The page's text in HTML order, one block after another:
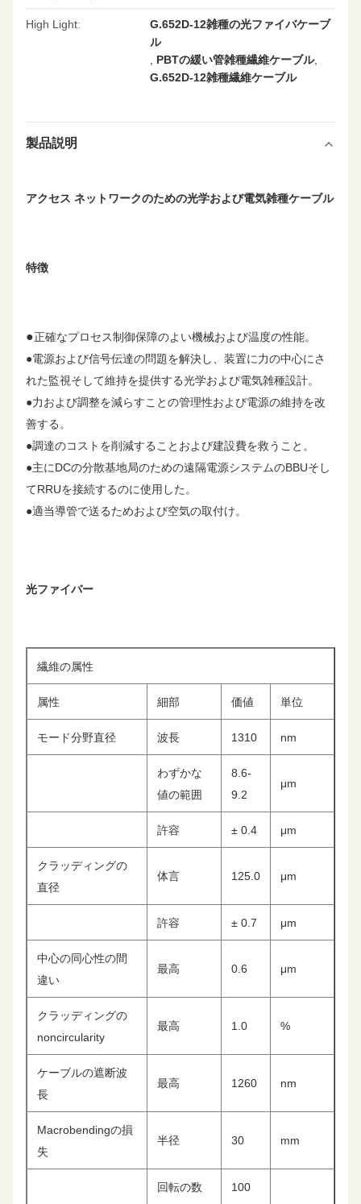
High Light:
G.652D-12雑種の光ファイバケーブ
ル
PBTの緩い管雑種繊維ケーブル,
G.652D-12雑種繊維ケーブル
製品説明
アクセス ネットワークのための光学および電気雑種ケーブル
特徴
●正確なプロセス制御保障のよい機械および温度の性能。
●電源および信号伝達の問題を解決し、装置に力の中心にさ
れた監視そして維持を提供する光学および電気雑種設計。
●力および調整を減らすことの管理性および電源の維持を改
善する。
●調達のコストを削減することおよび建設費を救うこと。
●主にDCの分散基地局のための遠隔電源システムのBBUそし
てRRUを接続するのに使用した。
●適当導管で送るためおよび空気の取付け。
光ファイバー
繊維の属性
属性 細部 価値 単位
モード分野直径 波長 1310 nm
わずかな
値の範囲
8.6-
9.2
μm
許容 ± 0.4 μm
クラッディングの
直径
体言 125.0 μm
許容 ± 0.7 μm
中心の同心性の間
違い
最高 0.6 μm
クラッディングの
noncircularity
最高 1.0 %
ケーブルの遮断波
長
最高 1260 nm
Macrobendingの損
失
半径 30 mm
回転の数 100